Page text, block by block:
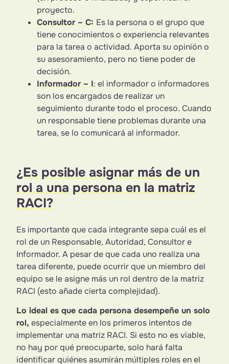
proyecto.
Consultor – C: Es la persona o el grupo que
tiene conocimientos o experiencia relevantes
para la tarea o actividad. Aporta su opinión o
su asesoramiento, pero no tiene poder de
decisión.
Informador – I: el informador o informadores
son los encargados de realizar un
seguimiento durante todo el proceso. Cuando
un responsable tiene problemas durante una
tarea, se lo comunicará al informador.
¿Es posible asignar más de un
rol a una persona en la matriz
RACI?
Es importante que cada integrante sepa cuál es el
rol de un Responsable, Autoridad, Consultor e
Informador. A pesar de que cada uno realiza una
tarea diferente, puede ocurrir que un miembro del
equipo se le asigne más un rol dentro de la matriz
RACI (esto añade cierta complejidad).
Lo ideal es que cada persona desempeñe un solo
rol, especialmente en los primeros intentos de
implementar una matriz RACI. Si esto no es viable,
no hay por qué preocuparte, solo hará falta
identificar quiénes asumirán múltiples roles en el